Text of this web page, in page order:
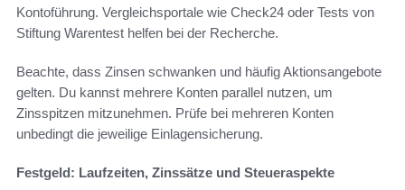
Kontoführung. Vergleichsportale wie Check24 oder Tests von
Stiftung Warentest helfen bei der Recherche.
Beachte, dass Zinsen schwanken und häufig Aktionsangebote
gelten. Du kannst mehrere Konten parallel nutzen, um
Zinsspitzen mitzunehmen. Prüfe bei mehreren Konten
unbedingt die jeweilige Einlagensicherung.
Festgeld: Laufzeiten, Zinssätze und Steueraspekte